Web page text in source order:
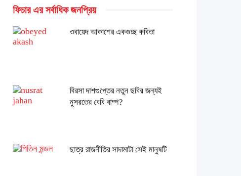
ফিচার এর সর্বাধিক জনপ্রিয়
ওবায়েদ আকাশের একগুচ্ছ কবিতা
বিরসা দাশগুপ্তের নতুন ছবির জন্যই
নুসরতের বেবি বাম্প?
ছাত্র রাজনীতির সাদামাটা সেই মানুষটি